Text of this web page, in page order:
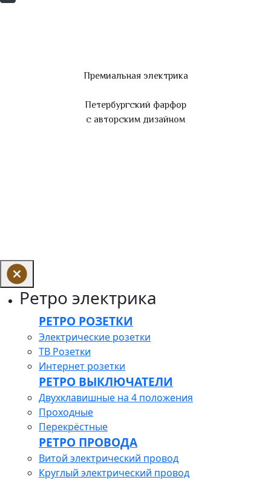
Премиальная электрика
Петербургский фарфор
с авторским дизайном
Ретро электрика
РЕТРО РОЗЕТКИ
Электрические розетки
ТВ Розетки
Интернет розетки
РЕТРО ВЫКЛЮЧАТЕЛИ
Двухклавишные на 4 положения
Проходные
Перекрёстные
РЕТРО ПРОВОДА
Витой электрический провод
Круглый электрический провод